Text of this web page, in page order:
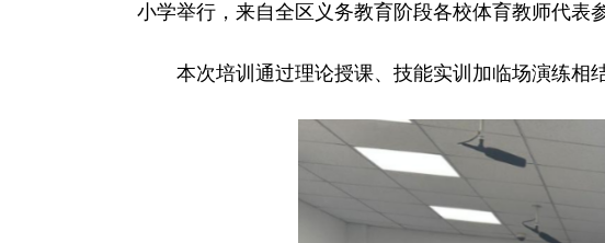
小学举行，来自全区义务教育阶段各校体育教师代表
本次培训通过理论授课、技能实训加临场演练相结